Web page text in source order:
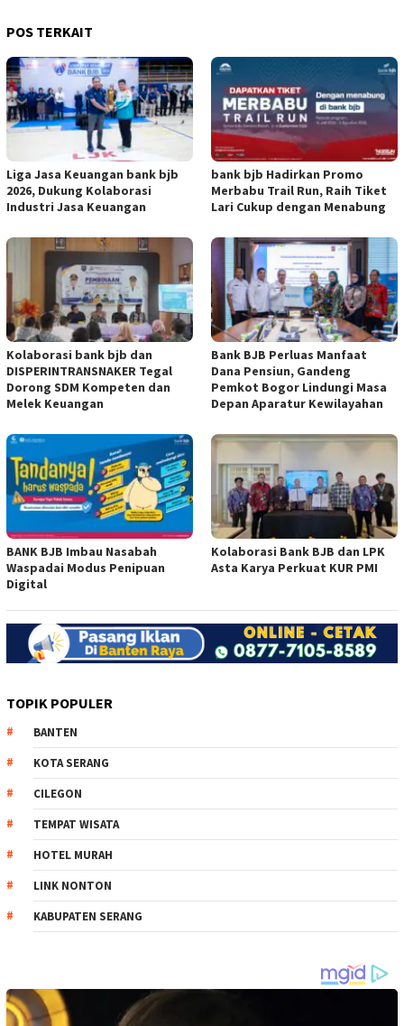
POS TERKAIT
Liga Jasa Keuangan bank bjb
2026, Dukung Kolaborasi
Industri Jasa Keuangan
bank bjb Hadirkan Promo
Merbabu Trail Run, Raih Tiket
Lari Cukup dengan Menabung
Kolaborasi bank bjb dan
DISPERINTRANSNAKER Tegal
Dorong SDM Kompeten dan
Melek Keuangan
Bank BJB Perluas Manfaat
Dana Pensiun, Gandeng
Pemkot Bogor Lindungi Masa
Depan Aparatur Kewilayahan
BANK BJB Imbau Nasabah
Waspadai Modus Penipuan
Digital
Kolaborasi Bank BJB dan LPK
Asta Karya Perkuat KUR PMI
TOPIK POPULER
BANTEN
KOTA SERANG
CILEGON
TEMPAT WISATA
HOTEL MURAH
LINK NONTON
KABUPATEN SERANG